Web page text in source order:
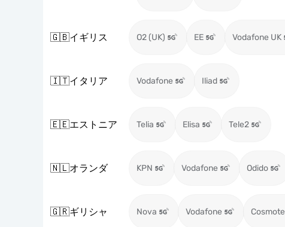
🇬🇧イギリス O2 (UK) EE Vodafone UK
🇮🇹イタリア Vodafone Iliad
🇪🇪エストニア Telia Elisa Tele2
🇳🇱オランダ KPN Vodafone Odido
🇬🇷ギリシャ Nova Vodafone Cosmote